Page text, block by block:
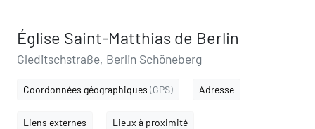
Église Saint-Matthias de Berlin
Gleditschstraße, Berlin Schöneberg
Coordonnées géographiques (GPS) Adresse
Liens externes Lieux à proximité